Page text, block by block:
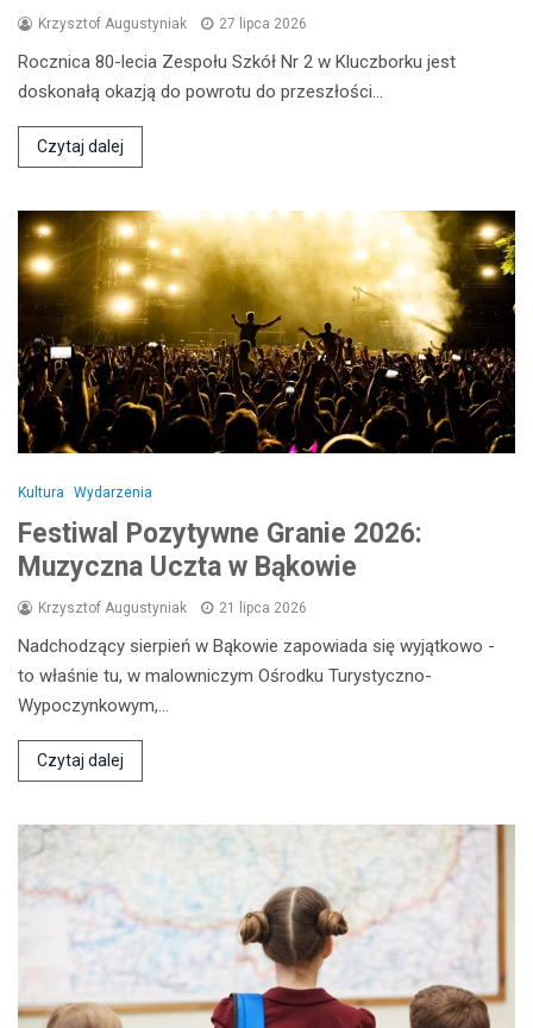
Krzysztof Augustyniak 27 lipca 2026
Rocznica 80-lecia Zespołu Szkół Nr 2 w Kluczborku jest
doskonałą okazją do powrotu do przeszłości…
Czytaj dalej
Kultura Wydarzenia
Festiwal Pozytywne Granie 2026:
Muzyczna Uczta w Bąkowie
Krzysztof Augustyniak 21 lipca 2026
Nadchodzący sierpień w Bąkowie zapowiada się wyjątkowo -
to właśnie tu, w malowniczym Ośrodku Turystyczno-
Wypoczynkowym,…
Czytaj dalej